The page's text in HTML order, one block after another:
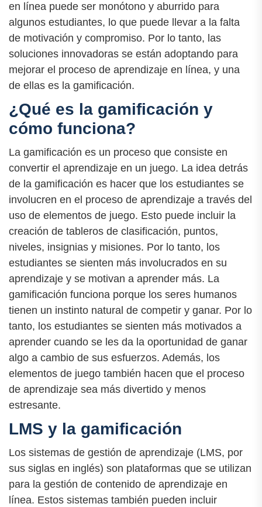
en línea puede ser monótono y aburrido para
algunos estudiantes, lo que puede llevar a la falta
de motivación y compromiso. Por lo tanto, las
soluciones innovadoras se están adoptando para
mejorar el proceso de aprendizaje en línea, y una
de ellas es la gamificación.
¿Qué es la gamificación y
cómo funciona?
La gamificación es un proceso que consiste en
convertir el aprendizaje en un juego. La idea detrás
de la gamificación es hacer que los estudiantes se
involucren en el proceso de aprendizaje a través del
uso de elementos de juego. Esto puede incluir la
creación de tableros de clasificación, puntos,
niveles, insignias y misiones. Por lo tanto, los
estudiantes se sienten más involucrados en su
aprendizaje y se motivan a aprender más. La
gamificación funciona porque los seres humanos
tienen un instinto natural de competir y ganar. Por lo
tanto, los estudiantes se sienten más motivados a
aprender cuando se les da la oportunidad de ganar
algo a cambio de sus esfuerzos. Además, los
elementos de juego también hacen que el proceso
de aprendizaje sea más divertido y menos
estresante.
LMS y la gamificación
Los sistemas de gestión de aprendizaje (LMS, por
sus siglas en inglés) son plataformas que se utilizan
para la gestión de contenido de aprendizaje en
línea. Estos sistemas también pueden incluir